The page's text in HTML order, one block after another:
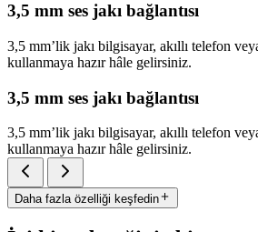
3,5 mm ses jakı bağlantısı
3,5 mm’lik jakı bilgisayar, akıllı telefon
kullanmaya hazır hâle gelirsiniz.
3,5 mm ses jakı bağlantısı
3,5 mm’lik jakı bilgisayar, akıllı telefon
kullanmaya hazır hâle gelirsiniz.
Daha fazla özelliği keşfedin